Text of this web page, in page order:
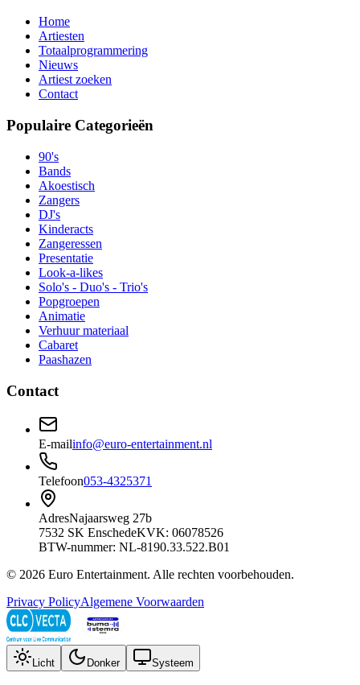
Home
Artiesten
Totaalprogrammering
Nieuws
Artiest zoeken
Contact
Populaire Categorieën
90's
Bands
Akoestisch
Zangers
DJ's
Kinderacts
Zangeressen
Presentatie
Look-a-likes
Solo's - Duo's - Trio's
Popgroepen
Animatie
Verhuur materiaal
Cabaret
Paashazen
Contact
E-mailinfo@euro-entertainment.nl
Telefoon053-4325371
AdresNajaarsweg 27b
7532 SK EnschedeKVK: 06078526
BTW-nummer: NL-8190.33.522.B01
© 2026 Euro Entertainment. Alle rechten voorbehouden.
Privacy PolicyAlgemene Voorwaarden
Licht Donker Systeem